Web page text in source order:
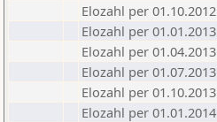
Elozahl per 01.10.2012
Elozahl per 01.01.2013
Elozahl per 01.04.2013
Elozahl per 01.07.2013
Elozahl per 01.10.2013
Elozahl per 01.01.2014